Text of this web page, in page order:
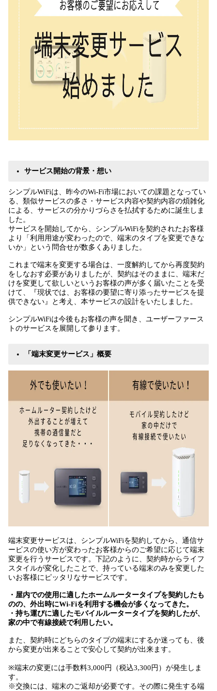
サービス開始の背景・想い
シンプルWiFiは、昨今のWi-Fi市場においての課題となってい
る、類似サービスの多さ・サービス内容や契約内容の煩雑化
による、サービスの分かりづらさを払拭するために誕生しま
した。
サービスを開始してから、シンプルWiFiを契約されたお客様
より「利用用途が変わったので、端末のタイプを変更できな
いか」という問合せが数多くありました。
これまで端末を変更する場合は、一度解約してから再度契約
をしなおす必要がありましたが、契約はそのままに、端末だ
けを変更して欲しいというお客様の声が多く届いたことを受
けて、『現状では、お客様の要望に寄り添ったサービスを提
供できない』と考え、本サービスの設計をいたしました。
シンプルWiFiは今後もお客様の声を聞き、ユーザーファース
トのサービスを展開して参ります。
「端末変更サービス」概要
端末変更サービスは、シンプルWiFiを契約してから、通信サ
ービスの使い方が変わったお客様からのご希望に応じて端末
変更を行うサービスです。下記のように、契約時からライフ
スタイルが変化したことで、持っている端末のみを変更した
いお客様にピッタリなサービスです。
・屋内での使用に適したホームルータータイプを契約したも
のの、外出時にWi-Fiを利用する機会が多くなってきた。
・持ち運びに適したモバイルルータータイプを契約したが、
家の中で有線接続で利用したい。
また、契約時にどちらのタイプの端末にするか迷っても、後
から変更が出来ることで安心して契約が出来ます。
※端末の変更には手数料3,000円（税込3,300円）が発生しま
す。
※交換には、端末のご返却が必要です。その際に発生する端